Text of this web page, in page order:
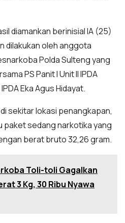
diamankan berinisial IA (25)
dilakukan oleh anggota
Polda Sulteng yang
PS Panit I Unit II IPDA
Eka Agus Hidayat.
sekitar lokasi penangkapan,
sedang narkotika yang
berat bruto 32,26 gram.
Toli-toli Gagalkan
3 Kg, 30 Ribu Nyawa